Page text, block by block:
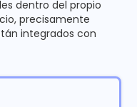
dentro del propio
precisamente
integrados con